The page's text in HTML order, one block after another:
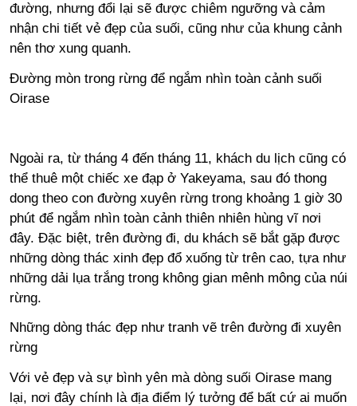
đường, nhưng đổi lại sẽ được chiêm ngưỡng và cảm
nhận chi tiết vẻ đẹp của suối, cũng như của khung cảnh
nên thơ xung quanh.
Đường mòn trong rừng để ngắm nhìn toàn cảnh suối
Oirase
Ngoài ra, từ tháng 4 đến tháng 11, khách du lịch cũng có
thể thuê một chiếc xe đạp ở Yakeyama, sau đó thong
dong theo con đường xuyên rừng trong khoảng 1 giờ 30
phút để ngắm nhìn toàn cảnh thiên nhiên hùng vĩ nơi
đây. Đặc biệt, trên đường đi, du khách sẽ bắt gặp được
những dòng thác xinh đẹp đổ xuống từ trên cao, tựa như
những dải lụa trắng trong không gian mênh mông của núi
rừng.
Những dòng thác đẹp như tranh vẽ trên đường đi xuyên
rừng
Với vẻ đẹp và sự bình yên mà dòng suối Oirase mang
lại, nơi đây chính là địa điểm lý tưởng để bất cứ ai muốn